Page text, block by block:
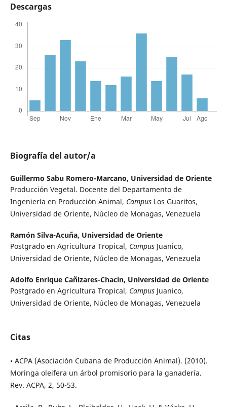
Descargas
Biografía del autor/a
Guillermo Sabu Romero-Marcano, Universidad de Oriente
Producción Vegetal. Docente del Departamento de
Ingeniería en Producción Animal, CampusLos Guaritos,
Universidad de Oriente, Núcleo de Monagas, Venezuela
Ramón Silva-Acuña, Universidad de Oriente
Postgrado en Agricultura Tropical, CampusJuanico,
Universidad de Oriente, Núcleo de Monagas, Venezuela
Adolfo Enrique Cañizares-Chacin, Universidad de Oriente
Postgrado en Agricultura Tropical, CampusJuanico,
Universidad de Oriente, Núcleo de Monagas, Venezuela
Citas
• ACPA (Asociación Cubana de Producción Animal). (2010).
Moringa oleifera un árbol promisorio para la ganadería.
Rev. ACPA, 2, 50-53.